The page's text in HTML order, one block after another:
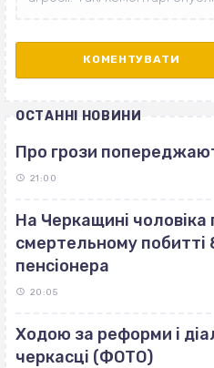
ОСТАННІ НОВИНИ
Про грози
21:00
На Черкащині
смертельному побитті
пенсіонера
20:05
Ходою за реформи і
черкасці (ФОТО)